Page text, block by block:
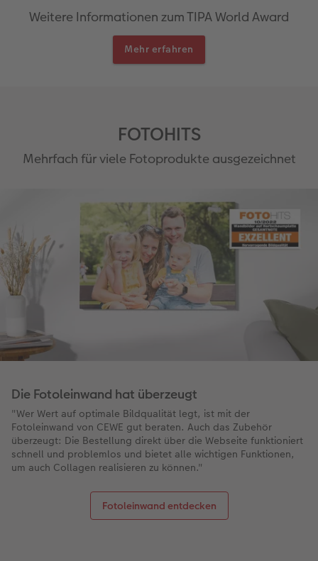
Weitere Informationen zum TIPA World Award
Mehr erfahren
FOTOHITS
Mehrfach für viele Fotoprodukte ausgezeichnet
Die Fotoleinwand hat überzeugt
"Wer Wert auf optimale Bildqualität legt, ist mit der
Fotoleinwand von CEWE gut beraten. Auch das Zubehör
überzeugt: Die Bestellung direkt über die Webseite funktioniert
schnell und problemlos und bietet alle wichtigen Funktionen,
um auch Collagen realisieren zu können."
Fotoleinwand entdecken